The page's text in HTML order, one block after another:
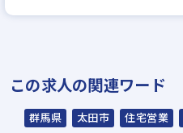
▼
▼
内定
この求人の関連ワード
群馬県 太田市 住宅営業